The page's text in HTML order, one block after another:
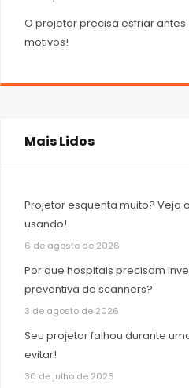
O projetor precisa esfriar
motivos!
Mais Lidos
Projetor esquenta muito? Veja
usando!
6 de agosto de 2026
Por que hospitais precisam
preventiva de scanners?
3 de agosto de 2026
Seu projetor falhou durante
evitar!
30 de julho de 2026